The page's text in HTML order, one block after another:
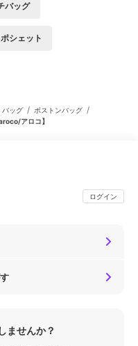
バッグ
ポシェット
バッグ / ボストンバッグ /
アロコ】
ログイン
ませんか？